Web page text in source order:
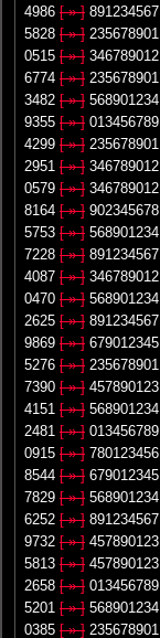
4986 [ » ] 891234567
5828 [ » ] 235678901
0515 [ » ] 346789012
6774 [ » ] 235678901
3482 [ » ] 568901234
9355 [ » ] 013456789
4299 [ » ] 235678901
2951 [ » ] 346789012
0579 [ » ] 346789012
8164 [ » ] 902345678
5753 [ » ] 568901234
7228 [ » ] 891234567
4087 [ » ] 346789012
0470 [ » ] 568901234
2625 [ » ] 891234567
9869 [ » ] 679012345
5276 [ » ] 235678901
7390 [ » ] 457890123
4151 [ » ] 568901234
2481 [ » ] 013456789
0915 [ » ] 780123456
8544 [ » ] 679012345
7829 [ » ] 568901234
6252 [ » ] 891234567
9732 [ » ] 457890123
5813 [ » ] 457890123
2658 [ » ] 013456789
5201 [ » ] 568901234
0385 [ » ] 235678901